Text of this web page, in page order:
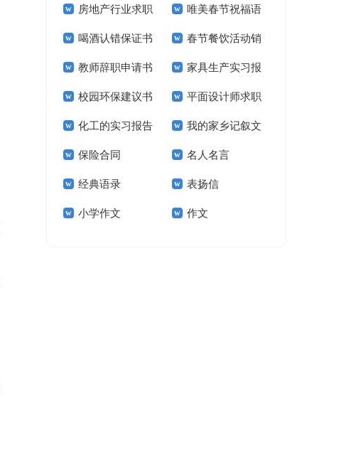
房地产行业求职
信
唯美春节祝福语
喝酒认错保证书 春节餐饮活动销
售工作计划
教师辞职申请书 家具生产实习报
告
校园环保建议书 平面设计师求职
信14篇
化工的实习报告 我的家乡记叙文
15篇
保险合同 名人名言
经典语录 表扬信
小学作文 作文